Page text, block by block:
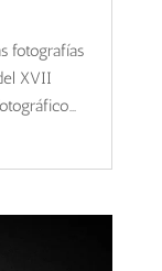
fotografías
XVII